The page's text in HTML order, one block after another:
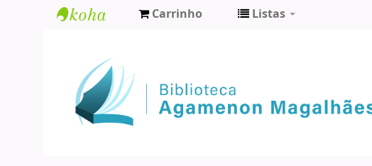
Agamenon
Magalhães
Carrinho Listas